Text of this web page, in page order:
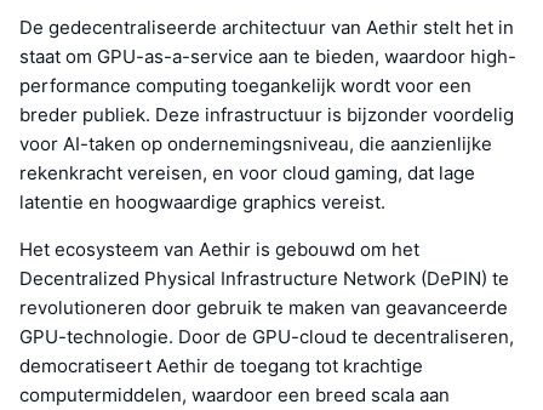
De gedecentraliseerde architectuur van Aethir stelt het in
staat om GPU-as-a-service aan te bieden, waardoor high-
performance computing toegankelijk wordt voor een
breder publiek. Deze infrastructuur is bijzonder voordelig
voor AI-taken op ondernemingsniveau, die aanzienlijke
rekenkracht vereisen, en voor cloud gaming, dat lage
latentie en hoogwaardige graphics vereist.
Het ecosysteem van Aethir is gebouwd om het
Decentralized Physical Infrastructure Network (DePIN) te
revolutioneren door gebruik te maken van geavanceerde
GPU-technologie. Door de GPU-cloud te decentraliseren,
democratiseert Aethir de toegang tot krachtige
computermiddelen, waardoor een breed scala aan